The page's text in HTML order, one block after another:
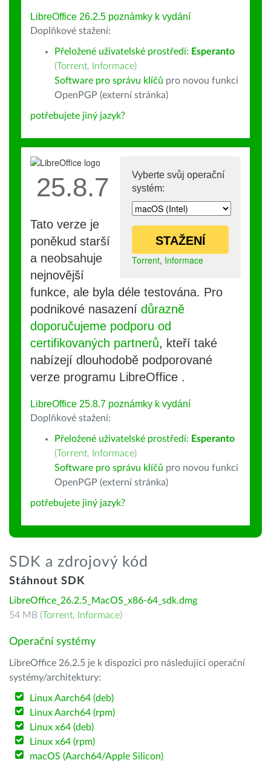
LibreOffice 26.2.5 poznámky k vydání
Doplňkové stažení:
Přeložené uživatelské prostředí: Esperanto
(Torrent, Informace)
Software pro správu klíčů pro novou funkci
OpenPGP (externí stránka)
potřebujete jiný jazyk?
Vyberte svůj operační
systém:
STAŽENÍ
Torrent, Informace
25.8.7
Tato verze je
poněkud starší
a neobsahuje
nejnovější
funkce, ale byla déle testována. Pro
podnikové nasazení důrazně
doporučujeme podporu od
certifikovaných partnerů, kteří také
nabízejí dlouhodobě podporované
verze programu LibreOffice .
LibreOffice 25.8.7 poznámky k vydání
Doplňkové stažení:
Přeložené uživatelské prostředí: Esperanto
(Torrent, Informace)
Software pro správu klíčů pro novou funkci
OpenPGP (externí stránka)
potřebujete jiný jazyk?
SDK a zdrojový kód
Stáhnout SDK
LibreOffice_26.2.5_MacOS_x86-64_sdk.dmg
54 MB (Torrent, Informace)
Operační systémy
LibreOffice 26.2.5 je k dispozici pro následující operační
systémy/architektury:
Linux Aarch64 (deb)
Linux Aarch64 (rpm)
Linux x64 (deb)
Linux x64 (rpm)
macOS (Aarch64/Apple Silicon)